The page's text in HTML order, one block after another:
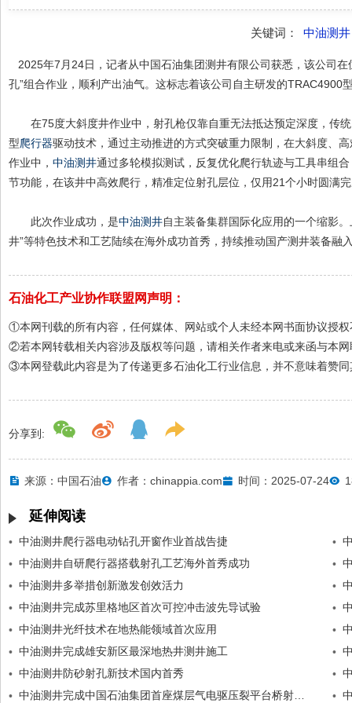
关键词： 中油测井
2025年7月24日，记者从中国石油集团测井有限公司获悉，该公司
孔”组合作业，顺利产出油气。这标志着该公司自主研发的TRAC4900
在75度大斜度井作业中，射孔枪仅靠自重无法抵达预定深度，传统
型爬行器驱动技术，通过主动推进的方式突破重力限制，在大斜度、
作业中， 中油测井通过多轮模拟测试，反复优化爬行轨迹与工具串组
节功能，在该井中高效爬行，精准定位射孔层位，仅用21个小时圆满
此次作业成功，是中油测井自主装备集群国际化应用的一个缩影
井”等特色技术和工艺陆续在海外成功首秀，持续推动国产测井装备融
石油化工产业协作联盟网声明：
①本网刊载的所有内容，任何媒体、网站或个人未经本网书面协议授
②若本网转载相关内容涉及版权等问题，请相关作者来电或来函与本
③本网登载此内容是为了传递更多石油化工行业信息，并不意味着赞
分享到:
来源：中国石油 作者：chinappia.com 时间：2025-07-24
延伸阅读
• 中油测井爬行器电动钻孔开窗作业首战告捷 •
• 中油测井自研爬行器搭载射孔工艺海外首秀成功 •
• 中油测井多举措创新激发创效活力 •
• 中油测井完成苏里格地区首次可控冲击波先导试验 •
• 中油测井光纤技术在地热能领域首次应用 •
• 中油测井完成雄安新区最深地热井测井施工 •
• 中油测井防砂射孔新技术国内首秀 •
•
•